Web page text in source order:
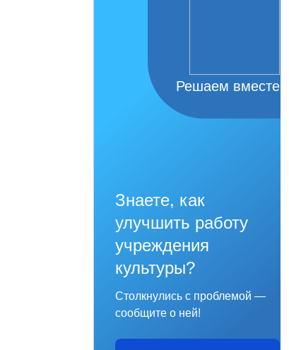
Решаем вместе
Знаете, как
улучшить работу
учреждения
культуры?
Столкнулись с проблемой —
сообщите о ней!